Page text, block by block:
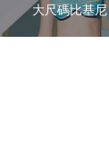
大尺碼比基尼